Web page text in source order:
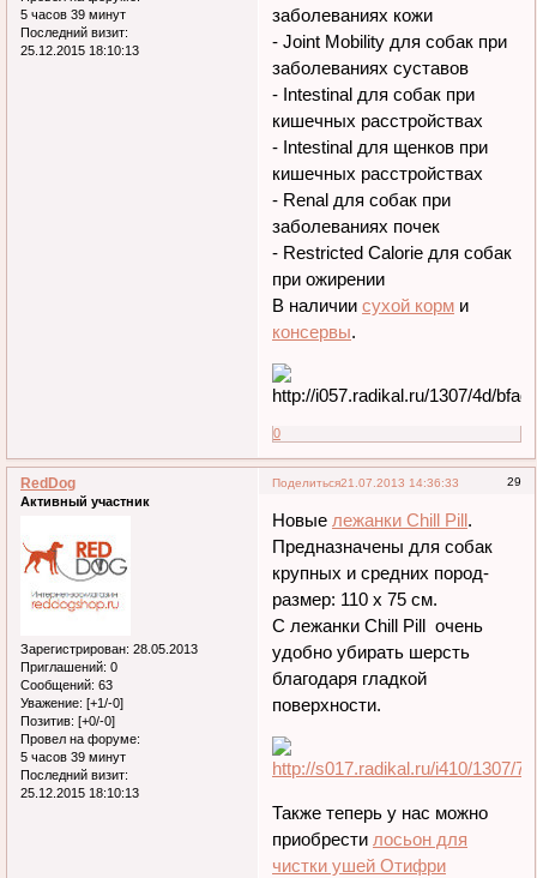
5 часов 39 минут
Последний визит:
25.12.2015 18:10:13
заболеваниях кожи
- Joint Mobility для собак при
заболеваниях суставов
- Intestinal для собак при
кишечных расстройствах
- Intestinal для щенков при
кишечных расстройствах
- Renal для собак при
заболеваниях почек
- Restricted Calorie для собак
при ожирении
В наличиисухой корм и
консервы.
0
Поделиться 29
21.07.2013 14:36:33
RedDog
Активный участник
Зарегистрирован: 28.05.2013
Приглашений: 0
Сообщений: 63
Уважение: [+1/-0]
Позитив: [+0/-0]
Провел на форуме:
5 часов 39 минут
Последний визит:
25.12.2015 18:10:13
Новые лежанки Chill Pill.
Предназначены для собак
крупных и средних пород-
размер: 110 х 75 см.
С лежанки Chill Pill очень
удобно убирать шерсть
благодаря гладкой
поверхности.
Также теперь у нас можно
приобрести лосьон для
чистки ушей Отифри